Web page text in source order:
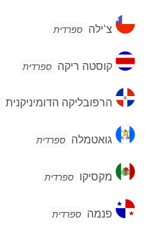
צ'ילה
צ'ילה ספרדית
קוסטה
ריקה
קוסטה ריקה ספרדית
הרפובליקה
הדומיניקנית
הרפובליקה הדומיניקנית
גואטמלה
גואטמלה ספרדית
מקסיקו
מקסיקו ספרדית
פנמה
פנמה ספרדית